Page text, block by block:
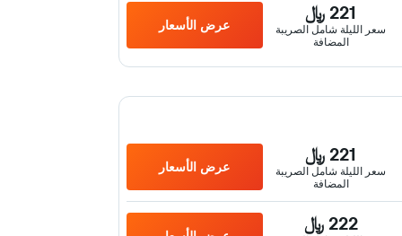
221 ﷼
سعر الليلة شامل الصريبة
المضافة
عرض الأسعار
221 ﷼
سعر الليلة شامل الصريبة
المضافة
عرض الأسعار
222 ﷼